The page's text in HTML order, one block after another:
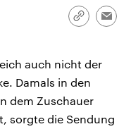
Link
auch nicht der
Damals in den
dem Zuschauer
sorgte die Sendung